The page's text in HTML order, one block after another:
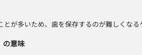
が多いため、歯を保存するのが難しくなる
の意味